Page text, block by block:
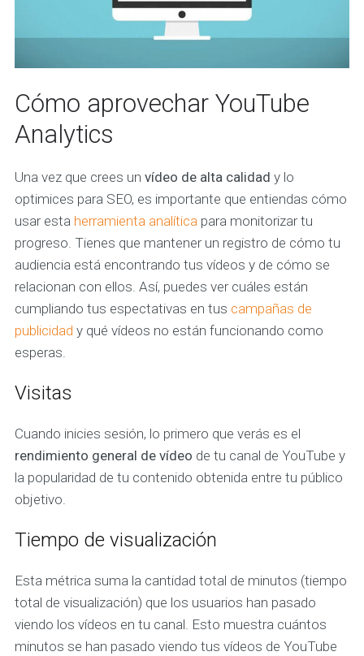
Cómo aprovechar YouTube
Analytics
Una vez que crees un vídeo de alta calidad y lo
optimices para SEO, es importante que entiendas cómo
usar esta herramienta analíticapara monitorizar tu
progreso. Tienes que mantener un registro de cómo tu
audiencia está encontrando tus vídeos y de cómo se
relacionan con ellos. Así, puedes ver cuáles están
cumpliando tus espectativas en tus campañas de
publicidad y qué vídeos no están funcionando como
esperas.
Visitas
Cuando inicies sesión, lo primero que verás es el
rendimiento general de vídeo de tu canal de YouTube y
la popularidad de tu contenido obtenida entre tu público
objetivo.
Tiempo de visualización
Esta métrica suma la cantidad total de minutos (tiempo
total de visualización) que los usuarios han pasado
viendo los vídeos en tu canal. Esto muestra cuántos
minutos se han pasado viendo tus vídeos de YouTube